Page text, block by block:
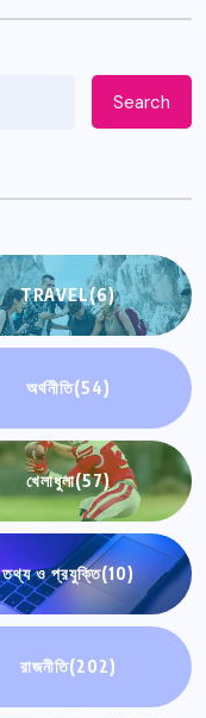
Search
TRAVEL(6)
অর্থনীতি(54)
খেলাধুলা(57)
তথ্য ও প্রযুক্তি(10)
রাজনীতি(202)